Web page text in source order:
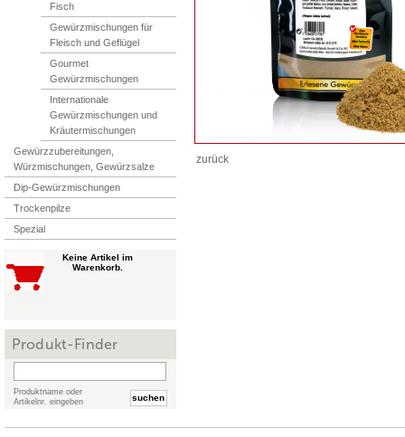
Fisch
Gewürzmischungen für
Fleisch und Geflügel
Gourmet
Gewürzmischungen
Internationale
Gewürzmischungen und
Kräutermischungen
Gewürzzubereitungen,
Würzmischungen, Gewürzsalze
Dip-Gewürzmischungen
Trockenpilze
Spezial
Produkt-Finder
Produktname oder
Artikelnr. eingeben
suchen
zurück